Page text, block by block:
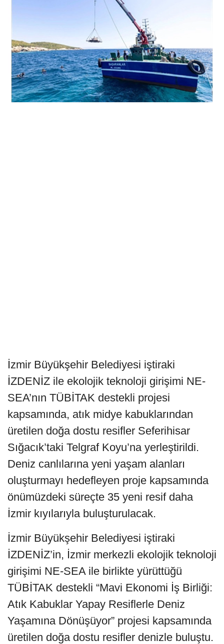
İzmir Büyükşehir Belediyesi iştiraki
İZDENİZ ile ekolojik teknoloji girişimi NE-
SEA’nın TÜBİTAK destekli projesi
kapsamında, atık midye kabuklarından
üretilen doğa dostu resifler Seferihisar
Sığacık’taki Telgraf Koyu’na yerleştirildi.
Deniz canlılarına yeni yaşam alanları
oluşturmayı hedefleyen proje kapsamında
önümüzdeki süreçte 35 yeni resif daha
İzmir kıyılarıyla buluşturulacak.
İzmir Büyükşehir Belediyesi iştiraki
İZDENİZ’in, İzmir merkezli ekolojik teknoloji
girişimi NE-SEA ile birlikte yürüttüğü
TÜBİTAK destekli “Mavi Ekonomi İş Birliği:
Atık Kabuklar Yapay Resiflerle Deniz
Yaşamına Dönüşüyor” projesi kapsamında
üretilen doğa dostu resifler denizle buluştu.